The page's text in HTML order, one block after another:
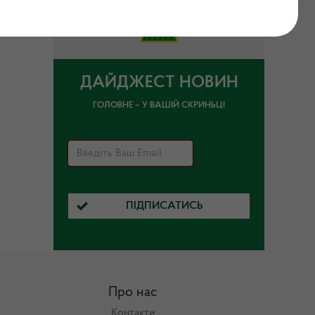
ДАЙДЖЕСТ НОВИН
ГОЛОВНЕ – У ВАШІЙ СКРИНЬЦІ
ПІДПИСАТИСЬ
Про нас